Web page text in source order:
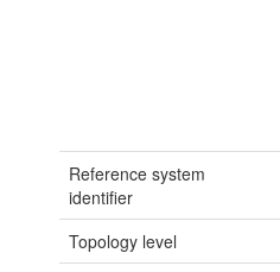
Reference system
identifier
Topology level